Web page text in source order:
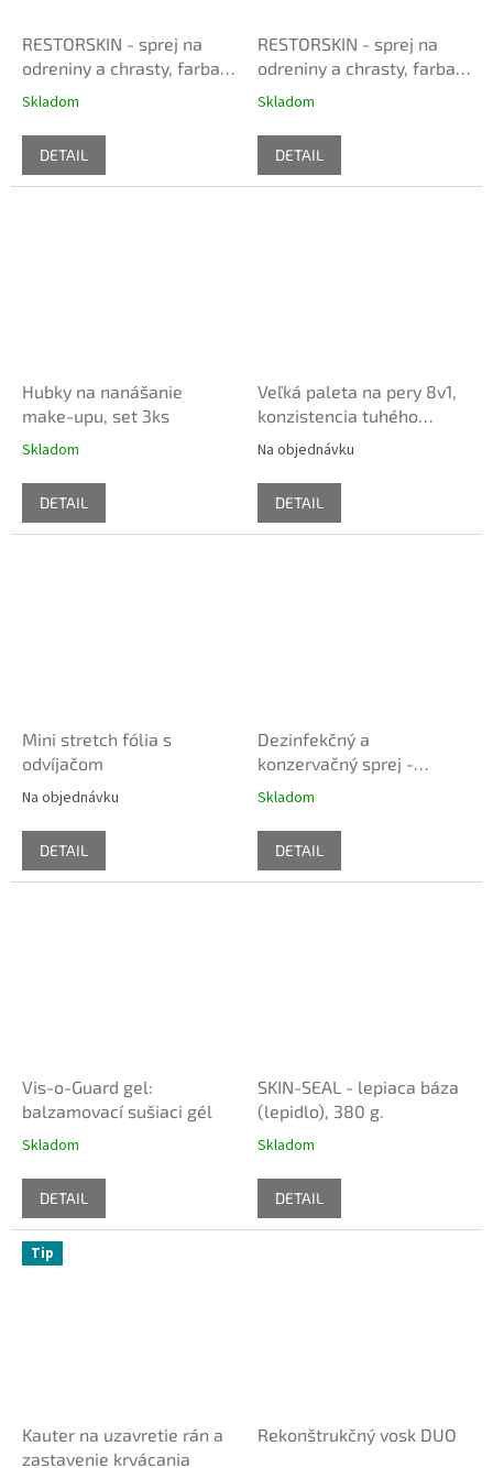
RESTORSKIN - sprej na
odreniny a chrasty, farba
svetlo-béžová
Skladom
DETAIL
RESTORSKIN - sprej na
odreniny a chrasty, farba
neutrálna
Skladom
DETAIL
Hubky na nanášanie
make-upu, set 3ks
Skladom
DETAIL
Veľká paleta na pery 8v1,
konzistencia tuhého
make-upu
Na objednávku
DETAIL
Mini stretch fólia s
odvíjačom
Na objednávku
DETAIL
Dezinfekčný a
konzervačný sprej -
ORIFICE GUARD
Skladom
DETAIL
Vis-o-Guard gel:
balzamovací sušiaci gél
Skladom
DETAIL
SKIN-SEAL - lepiaca báza
(lepidlo), 380 g.
Skladom
DETAIL
Tip
Kauter na uzavretie rán a
zastavenie krvácania
Rekonštrukčný vosk DUO